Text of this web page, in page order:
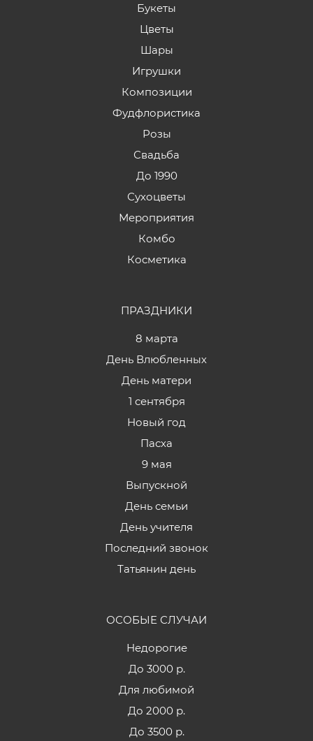
Букеты
Цветы
Шары
Игрушки
Композиции
Фудфлористика
Розы
Свадьба
До 1990
Сухоцветы
Мероприятия
Комбо
Косметика
ПРАЗДНИКИ
8 марта
День Влюбленных
День матери
1 сентября
Новый год
Пасха
9 мая
Выпускной
День семьи
День учителя
Последний звонок
Татьянин день
ОСОБЫЕ СЛУЧАИ
Недорогие
До 3000 р.
Для любимой
До 2000 р.
До 3500 р.